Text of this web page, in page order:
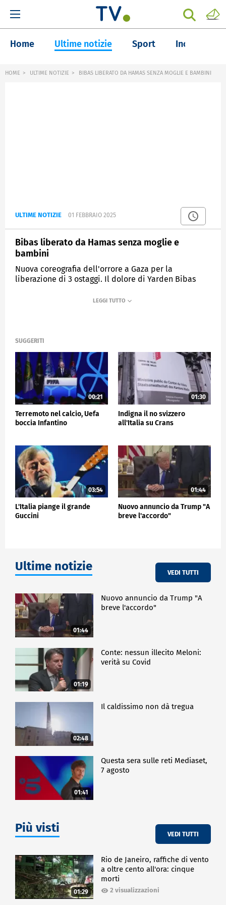
Home Ultime notizie Sport Inchieste
HOME ULTIME NOTIZIE BIBAS LIBERATO DA HAMAS SENZA MOGLIE E BAMBINI
ULTIME NOTIZIE 01 FEBBRAIO 2025
Bibas liberato da Hamas senza moglie e
bambini
Nuova coreografia dell'orrore a Gaza per la
liberazione di 3 ostaggi. Il dolore di Yarden Bibas
SUGGERITI
00:21
Terremoto nel calcio, Uefa
boccia Infantino
01:30
Indigna il no svizzero
all'Italia su Crans
03:54
L'Italia piange il grande
Guccini
01:44
Nuovo annuncio da Trump "A
breve l'accordo"
Ultime notizie VEDI TUTTI
01:44
Nuovo annuncio da Trump "A
breve l'accordo"
01:19
Conte: nessun illecito Meloni:
verità su Covid
02:48
Il caldissimo non dà tregua
01:41
Questa sera sulle reti Mediaset,
7 agosto
Più visti VEDI TUTTI
01:29
Rio de Janeiro, raffiche di vento
a oltre cento all'ora: cinque
morti
2 visualizzazioni